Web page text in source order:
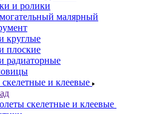
и ролики
малярный
круглые
плоские
радиаторные
и клеевые
скелетные и клеевые